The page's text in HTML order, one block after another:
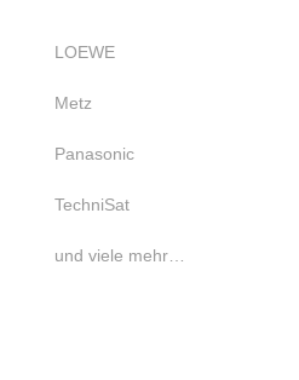
LOEWE
Metz
Panasonic
TechniSat
und viele mehr…